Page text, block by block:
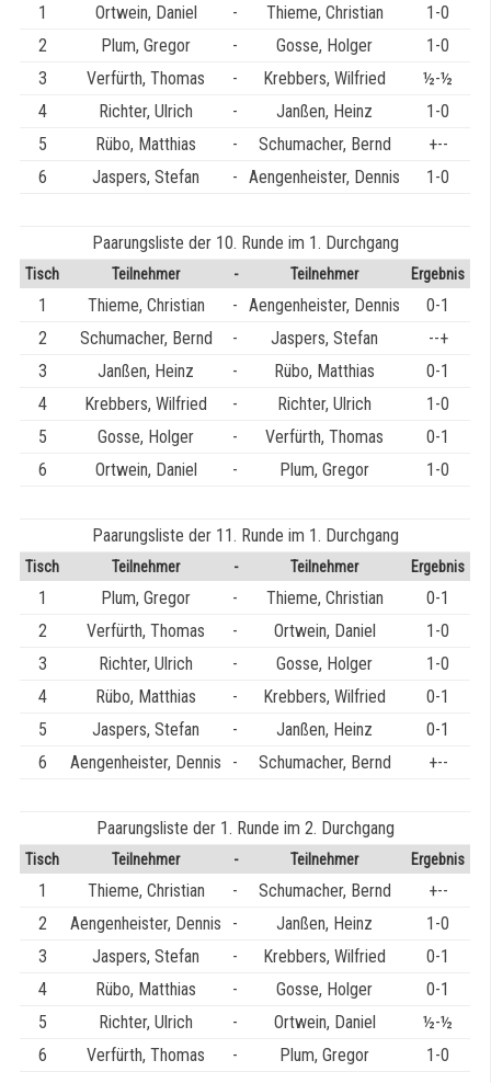
1 Ortwein, Daniel - Thieme, Christian
1-0
2
Plum, Gregor - Gosse, Holger
1-0
3
Verfürth, Thomas - Krebbers, Wilfried
½-½
4
Richter, Ulrich - Janßen, Heinz
1-0
5
Rübo, Matthias - Schumacher, Bernd
+--
6
Jaspers, Stefan - Aengenheister, Dennis 1-0
Paarungsliste der 10. Runde im 1. Durchgang
Tisch Teilnehmer - Teilnehmer Ergebnis
1 Thieme, Christian - Aengenheister, Dennis
0-1
2
Schumacher, Bernd - Jaspers, Stefan
--+
3
Janßen, Heinz - Rübo, Matthias
0-1
4
Krebbers, Wilfried - Richter, Ulrich
1-0
5
Gosse, Holger - Verfürth, Thomas
0-1
6
Ortwein, Daniel - Plum, Gregor 1-0
Paarungsliste der 11. Runde im 1. Durchgang
Tisch Teilnehmer - Teilnehmer Ergebnis
1 Plum, Gregor - Thieme, Christian
0-1
2
Verfürth, Thomas - Ortwein, Daniel
1-0
3
Richter, Ulrich - Gosse, Holger
1-0
4
Rübo, Matthias - Krebbers, Wilfried
0-1
5
Jaspers, Stefan - Janßen, Heinz
0-1
6
Aengenheister, Dennis - Schumacher, Bernd +--
Paarungsliste der 1. Runde im 2. Durchgang
Tisch Teilnehmer - Teilnehmer Ergebnis
1 Thieme, Christian - Schumacher, Bernd
+--
2
Aengenheister, Dennis - Janßen, Heinz
1-0
3
Jaspers, Stefan - Krebbers, Wilfried
0-1
4
Rübo, Matthias - Gosse, Holger
0-1
5
Richter, Ulrich - Ortwein, Daniel
½-½
6
Verfürth, Thomas - Plum, Gregor 1-0